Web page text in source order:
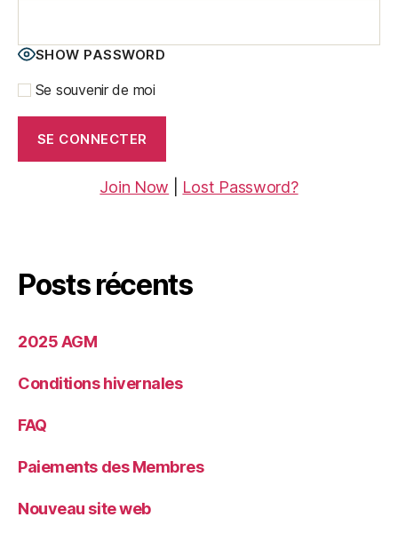
SHOW PASSWORD
Se souvenir de moi
Join Now Lost Password?
Posts récents
2025 AGM
Conditions hivernales
FAQ
Paiements des Membres
Nouveau site web